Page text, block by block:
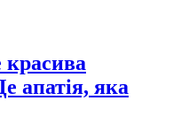
апатія, яка